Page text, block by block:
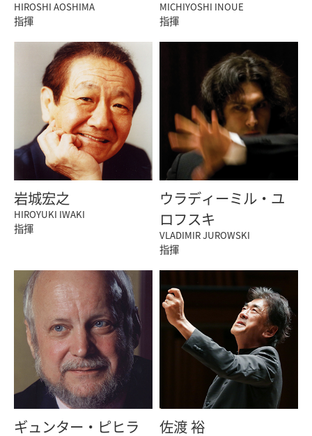
HIROSHI AOSHIMA
指揮
MICHIYOSHI INOUE
指揮
岩城宏之
HIROYUKI IWAKI
指揮
ウラディーミル・ユ
ロフスキ
VLADIMIR JUROWSKI
指揮
ギュンター・ピヒラ
佐渡 裕